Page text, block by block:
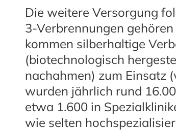
Die weitere Versorgung
3-Verbrennungen
kommen silberhaltige
(biotechnologisch
nachahmen) zum Einsatz
wurden jährlich rund
etwa 1.600 in
wie selten